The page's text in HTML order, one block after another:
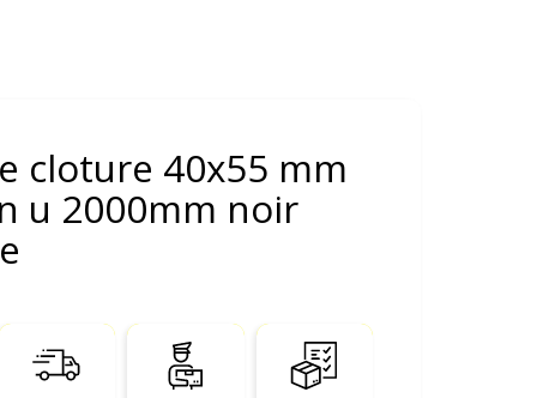
cloture 40x55 mm
u 2000mm noir